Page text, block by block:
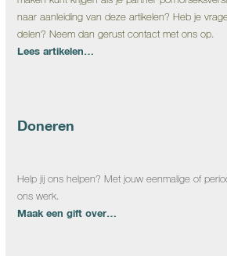
naar aanleiding van deze artikelen? Heb je
delen? Neem dan gerust contact met ons op.
Lees artikelen…
Doneren
Help jij ons helpen? Met jouw eenmalige of
ons werk.
Maak een gift over…